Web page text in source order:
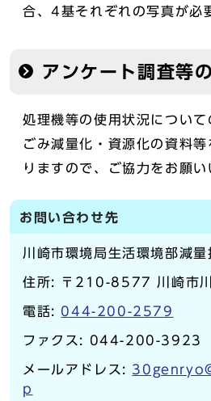
合、4基それぞれの写真が必
アンケート調査等
処理機等の使用状況につい
ごみ減量化・資源化の資料
りますので、ご協力をお願い
お問い合わせ先
川崎市環境局生活環境部減量
住所: 〒210-8577 川崎市
電話: 044-200-2579
ファクス: 044-200-3923
メールアドレス:
p